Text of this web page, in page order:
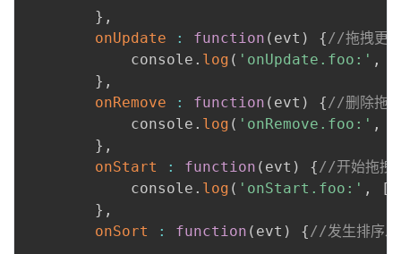
} ,
onUpdate
: function ( evt ) {//拖拽更新
            console
. log ( 'onUpdate.foo:' ,
} ,
onRemove
: function ( evt ) {//删除拖拽
            console
. log ( 'onRemove.foo:' ,
} ,
onStart
: function ( evt ) {//开始拖拽
            console
. log ( 'onStart.foo:' , [
} ,
onSort
: function ( evt ) {//发生排序发